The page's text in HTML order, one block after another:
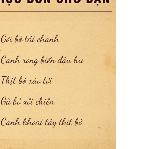
Gỏi bò tái chanh
Canh rong biển đậu hũ
Thịt bò xào tỏi
Gà bó xôi chiên
Canh khoai tây thịt bò